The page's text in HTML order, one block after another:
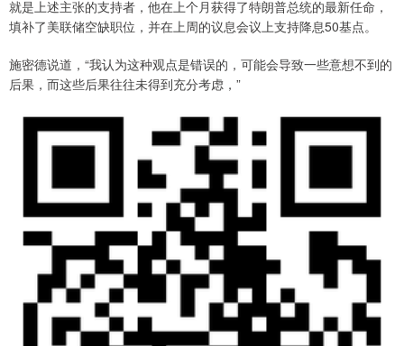
就是上述主张的支持者，他在上个月获得了特朗普总统的最新任命，
填补了美联储空缺职位，并在上周的议息会议上支持降息50基点。
施密德说道，“我认为这种观点是错误的，可能会导致一些意想不到的
后果，而这些后果往往未得到充分考虑，”